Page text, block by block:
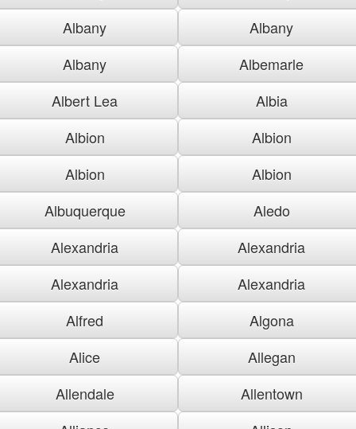
Albany
Albany
Albany
Albemarle
Albert Lea
Albia
Albion
Albion
Albion
Albion
Albuquerque
Aledo
Alexandria
Alexandria
Alexandria
Alexandria
Alfred
Algona
Alice
Allegan
Allendale
Allentown